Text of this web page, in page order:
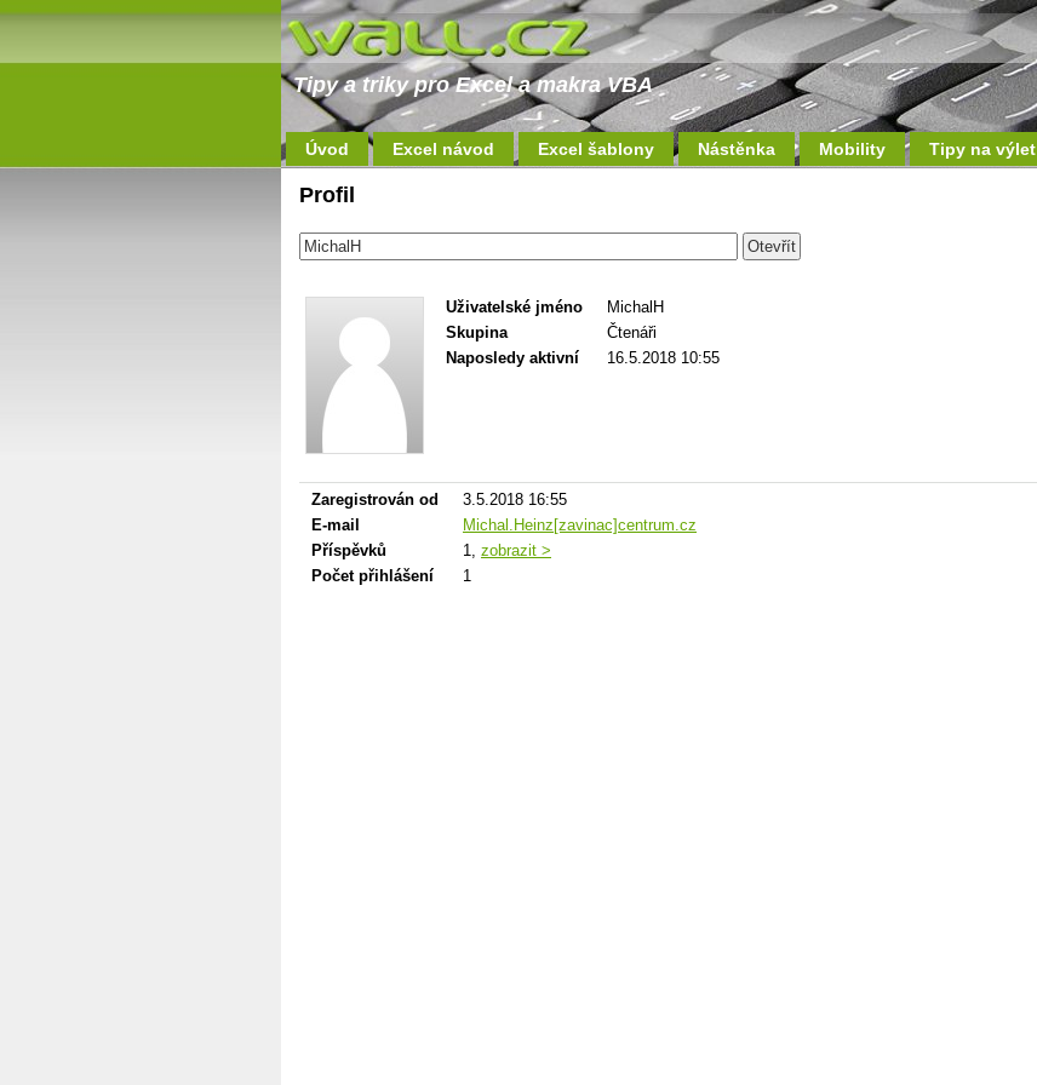
Tipy a triky pro Excel a makra VBA
Úvod Excel návod Excel šablony Nástěnka Mobility Tipy na výlet
Profil
Uživatelské jméno
MichalH
Skupina
Čtenáři
Naposledy aktivní
16.5.2018 10:55
Zaregistrován od
3.5.2018 16:55
E-mail
Michal.Heinz[zavinac]centrum.cz
Příspěvků
1, zobrazit >
Počet přihlášení
1